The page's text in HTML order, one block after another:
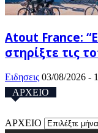
Atout France:
στηρίξτε τις
Ειδησεις 03/08/2026
ΑΡΧΕΙΟ
ΑΡΧΕΙΟ